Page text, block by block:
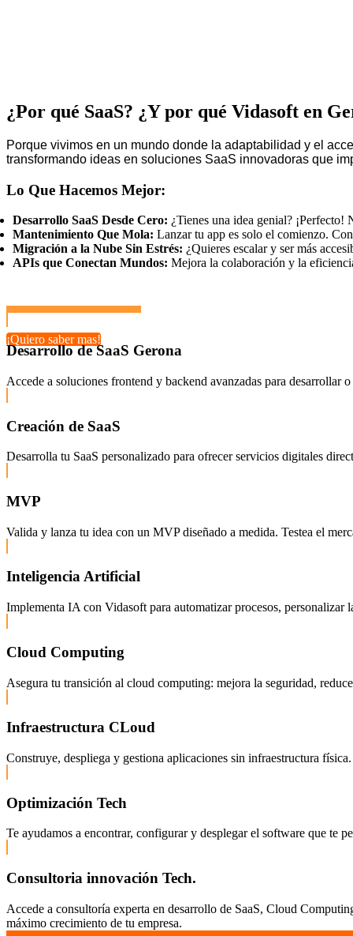
¿Por qué SaaS? ¿Y por qué Vidasoft en
Porque vivimos en un mundo donde la adaptabilidad y el
transformando ideas en soluciones SaaS innovadoras que
Lo Que Hacemos Mejor:
Desarrollo SaaS Desde Cero: ¿Tienes una idea genial?
Mantenimiento Que Mola: Lanzar tu app es solo el comienzo.
Migración a la Nube Sin Estrés: ¿Quieres escalar y ser más
APIs que Conectan Mundos: Mejora la colaboración y la
¡Quiero saber mas!
Desarrollo de SaaS Gerona
Accede a soluciones frontend y backend avanzadas para desarrollar
Creación de SaaS
Desarrolla tu SaaS personalizado para ofrecer servicios digitales
MVP
Valida y lanza tu idea con un MVP diseñado a medida. Testea el
Inteligencia Artificial
Implementa IA con Vidasoft para automatizar procesos,
Cloud Computing
Asegura tu transición al cloud computing: mejora la seguridad,
Infraestructura CLoud
Construye, despliega y gestiona aplicaciones sin infraestructura
Optimización Tech
Te ayudamos a encontrar, configurar y desplegar el software que te
Consultoria innovación Tech.
Accede a consultoría experta en desarrollo de SaaS, Cloud
máximo crecimiento de tu empresa.